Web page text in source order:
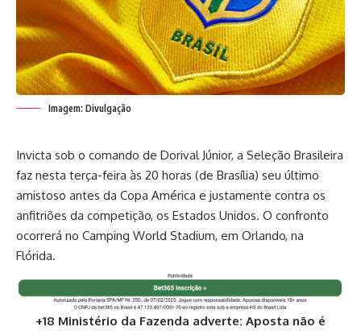
Imagem: Divulgação
Invicta sob o comando de Dorival Júnior, a Seleção Brasileira
faz nesta terça-feira às 20 horas (de Brasília) seu último
amistoso antes da Copa América e justamente contra os
anfitriões da competição, os Estados Unidos. O confronto
ocorrerá no Camping World Stadium, em Orlando, na
Flórida.
+18 Ministério da Fazenda adverte: Aposta não é